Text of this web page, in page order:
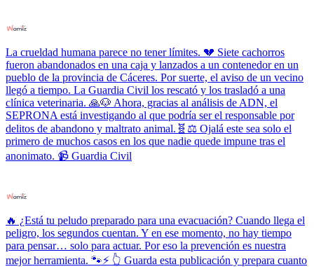
La crueldad humana parece no tener límites. 💔 Siete cachorros
fueron abandonados en una caja y lanzados a un contenedor en un
pueblo de la provincia de Cáceres. Por suerte, el aviso de un vecino
llegó a tiempo. La Guardia Civil los rescató y los trasladó a una
clínica veterinaria. 🙏🐶 Ahora, gracias al análisis de ADN, el
SEPRONA está investigando al que podría ser el responsable por
delitos de abandono y maltrato animal.🧬⚖️ Ojalá este sea solo el
primero de muchos casos en los que nadie quede impune tras el
anonimato. 📹 Guardia Civil
🔥 ¿Está tu peludo preparado para una evacuación? Cuando llega el
peligro, los segundos cuentan. Y en ese momento, no hay tiempo
para pensar… solo para actuar. Por eso la prevención es nuestra
mejor herramienta. 🐾⚡ 👆 Guarda esta publicación y prepara cuanto